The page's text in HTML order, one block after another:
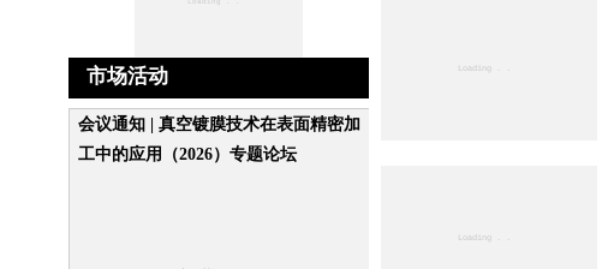
市场活动
会议通知 | 真空镀膜技术在表面精密加
工中的应用（2026）专题论坛